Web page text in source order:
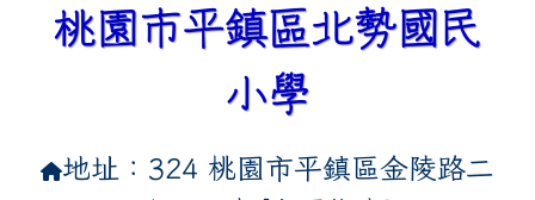
桃園市平鎮區北勢國民
小學
地址：324 桃園市平鎮區金陵路二